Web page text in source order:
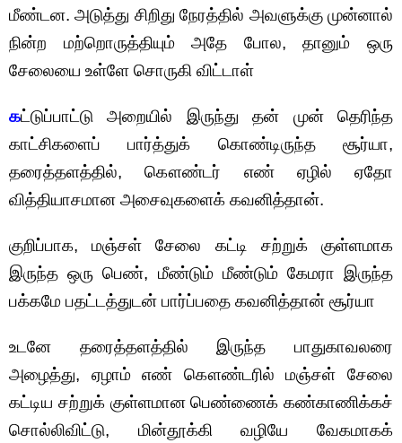
மீண்டன. அடுத்து சிறிது நேரத்தில் அவளுக்கு முன்னால்
நின்ற மற்றொருத்தியும் அதே போல, தானும் ஒரு
சேலையை உள்ளே சொருகி விட்டாள்
கட்டுப்பாட்டு அறையில் இருந்து தன் முன் தெரிந்த
காட்சிகளைப் பார்த்துக் கொண்டிருந்த சூர்யா,
தரைத்தளத்தில், கௌண்டர் எண் ஏழில் ஏதோ
வித்தியாசமான அசைவுகளைக் கவனித்தான்.
குறிப்பாக, மஞ்சள் சேலை கட்டி சற்றுக் குள்ளமாக
இருந்த ஒரு பெண், மீண்டும் மீண்டும் கேமரா இருந்த
பக்கமே பதட்டத்துடன் பார்ப்பதை கவனித்தான் சூர்யா
உடனே தரைத்தளத்தில் இருந்த பாதுகாவலரை
அழைத்து, ஏழாம் எண் கௌண்டரில் மஞ்சள் சேலை
கட்டிய சற்றுக் குள்ளமான பெண்ணைக் கண்காணிக்கச்
சொல்லிவிட்டு, மின்தூக்கி வழியே வேகமாகக்